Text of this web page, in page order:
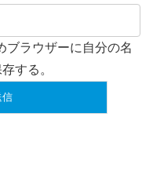
ブラウザーに自分の名
する。